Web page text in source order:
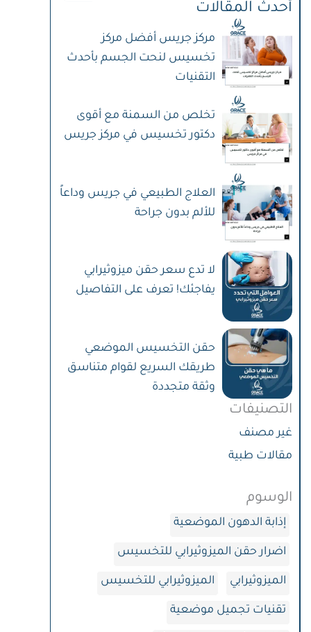
أحدث المقالات
مركز جريس أفضل مركز
تخسيس لنحت الجسم بأحدث
التقنيات
تخلص من السمنة مع أقوى
دكتور تخسيس في مركز جريس
العلاج الطبيعي في جريس وداعاً
للألم بدون جراحة
لا تدع سعر حقن ميزوثيرابي
يفاجئك! تعرف على التفاصيل
حقن التخسيس الموضعي
طريقك السريع لقوام متناسق
وثقة متجددة
التصنيفات
غير مصنف
مقالات طبية
الوسوم
إذابة الدهون الموضعية
اضرار حقن الميزوثيرابي للتخسيس
الميزوثيرابي الميزوثيرابي للتخسيس
تقنيات تجميل موضعية